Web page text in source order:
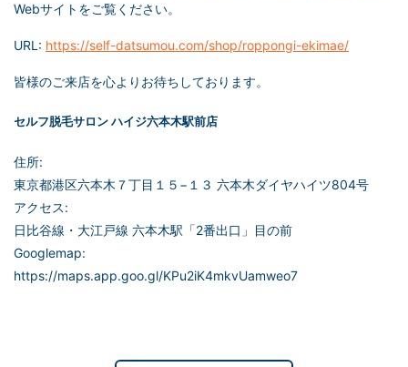
Webサイトをご覧ください。
URL: https://self-datsumou.com/shop/roppongi-ekimae/
皆様のご来店を心よりお待ちしております。
セルフ脱毛サロン ハイジ六本木駅前店
住所:
東京都港区六本木７丁目１５−１３ 六本木ダイヤハイツ804号
アクセス:
日比谷線・大江戸線 六本木駅「2番出口」目の前
Googlemap:
https://maps.app.goo.gl/KPu2iK4mkvUamweo7